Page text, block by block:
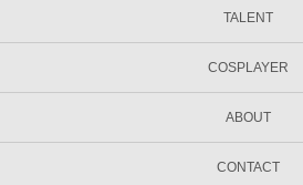
TALENT
COSPLAYER
ABOUT
CONTACT